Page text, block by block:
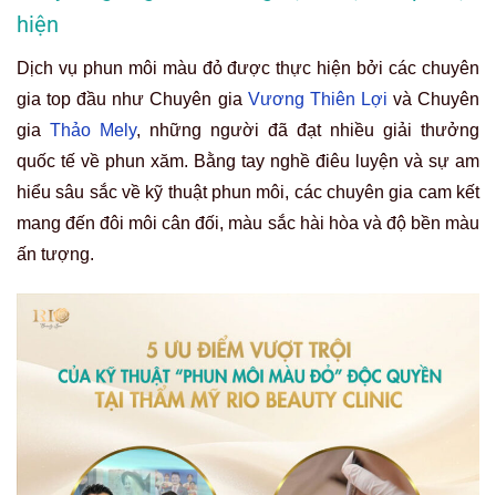
hiện
Dịch vụ phun môi màu đỏ được thực hiện bởi các chuyên
gia top đầu như Chuyên gia Vương Thiên Lợi và Chuyên
gia Thảo Mely, những người đã đạt nhiều giải thưởng
quốc tế về phun xăm. Bằng tay nghề điêu luyện và sự am
hiểu sâu sắc về kỹ thuật phun môi, các chuyên gia cam kết
mang đến đôi môi cân đối, màu sắc hài hòa và độ bền màu
ấn tượng.